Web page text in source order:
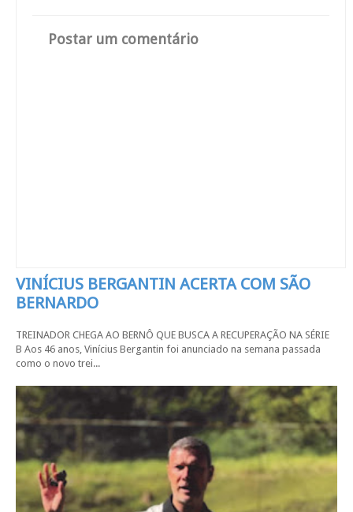
Postar um comentário
VINÍCIUS BERGANTIN ACERTA COM SÃO
BERNARDO
TREINADOR CHEGA AO BERNÔ QUE BUSCA A RECUPERAÇÃO NA SÉRIE
B Aos 46 anos, Vinícius Bergantin foi anunciado na semana passada
como o novo trei...